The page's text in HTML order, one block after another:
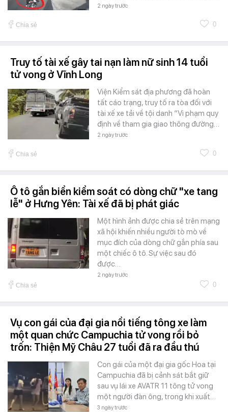
2 ngày trước
Chia sẻ 0
Truy tố tài xế gây tai nạn làm nữ sinh 14 tuổi
tử vong ở Vĩnh Long
Viện Kiểm sát địa phương đã hoàn
tất cáo trạng, truy tố ra tòa đối với
tài xế xe tải về tội danh “Vi phạm quy
định về tham gia giao thông đường…
2 ngày trước
Chia sẻ 0
Ô tô gắn biển kiểm soát có dòng chữ "xe tang
lễ" ở Hưng Yên: Tài xế đã bị phát giác
Một hình ảnh được chia sẻ trên mạng
xã hội khiến nhiều người tò mò về
mục đích của dòng chữ gắn phía sau
một chiếc ô tô. Sự việc sau đó
được…
2 ngày trước
Chia sẻ 0
Vụ con gái của đại gia nổi tiếng tông xe làm
một quan chức Campuchia tử vong rồi bỏ
trốn: Thiện Mỹ Châu 27 tuổi đã ra đầu thú
Con gái của một đại gia gốc Hoa tại
Campuchia đã bị cảnh sát bắt giữ
sau vụ lái xe AVATR 11 tông tử vong
một người đàn ông, trong khi xuất…
3 ngày trước